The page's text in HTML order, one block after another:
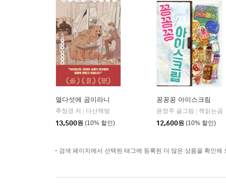
열다섯에 곰이라니
추정경 저
다산책방
13,500원 (10% 할인)
꽁꽁꽁 아이스크림
윤정주 글그림
책읽는곰
12,600원 (10% 할인)
검색 페이지에서 선택된 태그에 등록된 더 많은 상품을 확인해